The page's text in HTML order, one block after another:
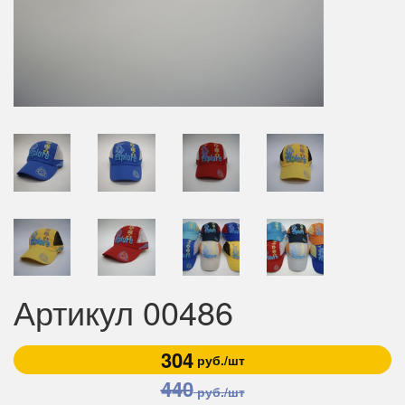
Артикул 00486
304руб./шт
440руб./шт